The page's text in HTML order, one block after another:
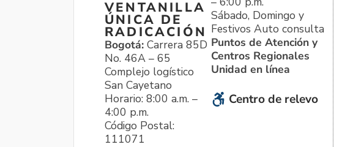
VENTANILLA
ÚNICA DE
RADICACIÓN
Bogotá: Carrera 85D
No. 46A – 65
Complejo logístico
San Cayetano
Horario: 8:00 a.m. –
4:00 p.m.
Código Postal:
111071
Sábado, Domingo y
Festivos Auto consulta
Puntos de Atención y
Centros Regionales
Unidad en línea
Centro de relevo